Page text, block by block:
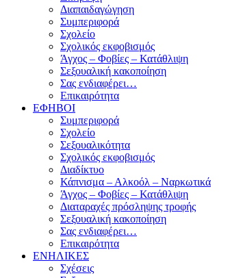
Διαπαιδαγώγηση
Συμπεριφορά
Σχολείο
Σχολικός εκφοβισμός
Άγχος – Φοβίες – Κατάθλιψη
Σεξουαλική κακοποίηση
Σας ενδιαφέρει…
Επικαιρότητα
ΕΦΗΒΟΙ
Συμπεριφορά
Σχολείο
Σεξουαλικότητα
Σχολικός εκφοβισμός
Διαδίκτυο
Κάπνισμα – Αλκοόλ – Ναρκωτικά
Άγχος – Φοβίες – Κατάθλιψη
Διαταραχές πρόσληψης τροφής
Σεξουαλική κακοποίηση
Σας ενδιαφέρει…
Επικαιρότητα
ΕΝΗΛΙΚΕΣ
Σχέσεις